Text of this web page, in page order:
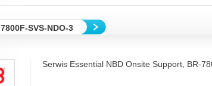
7800F-SVS-NDO-3
Serwis Essential NBD Onsite Support, BR-